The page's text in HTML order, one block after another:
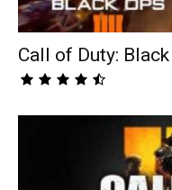
Call of Duty: